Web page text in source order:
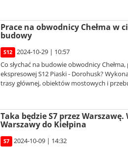
Prace na obwodnicy Chełma w
budowy
S12
2024-10-29 | 10:57
Co słychać na budowie obwodnicy
ekspresowej S12 Piaski - Dorohusk?
trasy głównej, obiektów mostowych i
Taka będzie S7 przez
Warszawy do Kiełpina
S7
2024-10-09 | 14:32